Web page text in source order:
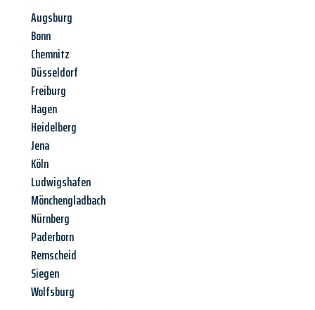
Augsburg
Bonn
Chemnitz
Düsseldorf
Freiburg
Hagen
Heidelberg
Jena
Köln
Ludwigshafen
Mönchengladbach
Nürnberg
Paderborn
Remscheid
Siegen
Wolfsburg